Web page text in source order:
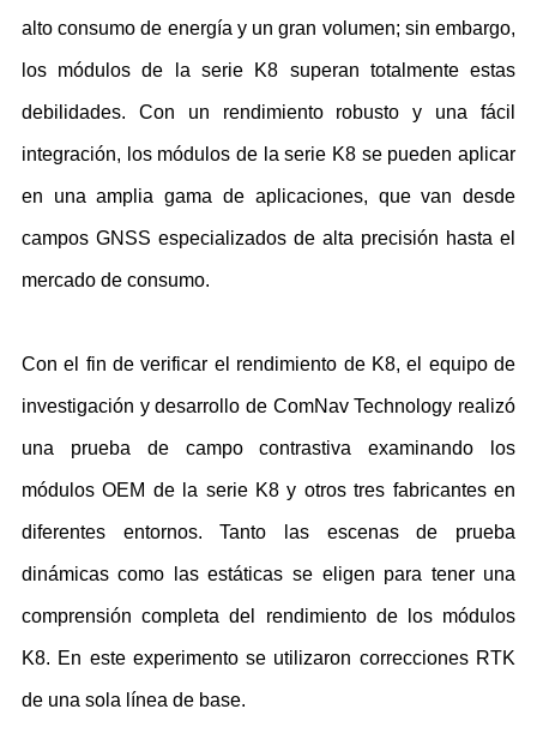
alto consumo de energía y un gran volumen; sin embargo,
los módulos de la serie K8 superan totalmente estas
debilidades. Con un rendimiento robusto y una fácil
integración, los módulos de la serie K8 se pueden aplicar
en una amplia gama de aplicaciones, que van desde
campos GNSS especializados de alta precisión hasta el
mercado de consumo.
Con el fin de verificar el rendimiento de K8, el equipo de
investigación y desarrollo de ComNav Technology realizó
una prueba de campo contrastiva examinando los
módulos OEM de la serie K8 y otros tres fabricantes en
diferentes entornos. Tanto las escenas de prueba
dinámicas como las estáticas se eligen para tener una
comprensión completa del rendimiento de los módulos
K8. En este experimento se utilizaron correcciones RTK
de una sola línea de base.